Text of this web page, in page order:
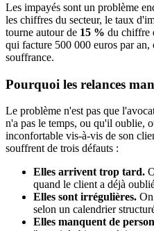
Les impayés sont un problème
les chiffres du secteur, le taux
tourne autour de 15 % du chiffre
qui facture 500 000 euros par an,
souffrance.
Pourquoi les relances
Le problème n'est pas que
n'a pas le temps, ou qu'il oublie,
inconfortable vis-à-vis de son
souffrent de trois défauts :
Elles arrivent trop tard.
quand le client a déjà
Elles sont irrégulières.
selon un calendrier
Elles manquent de